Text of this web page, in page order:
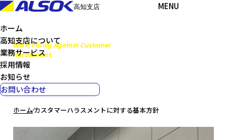
高知支店 MENU
ホーム
高知支店について
業務サービス
採用情報
お知らせ
お問い合わせ
Basic Policy Against Customer
Harassment
カスタマーハラスメントに
対する基本方針
ホーム⁄カスタマーハラスメントに対する基本方針